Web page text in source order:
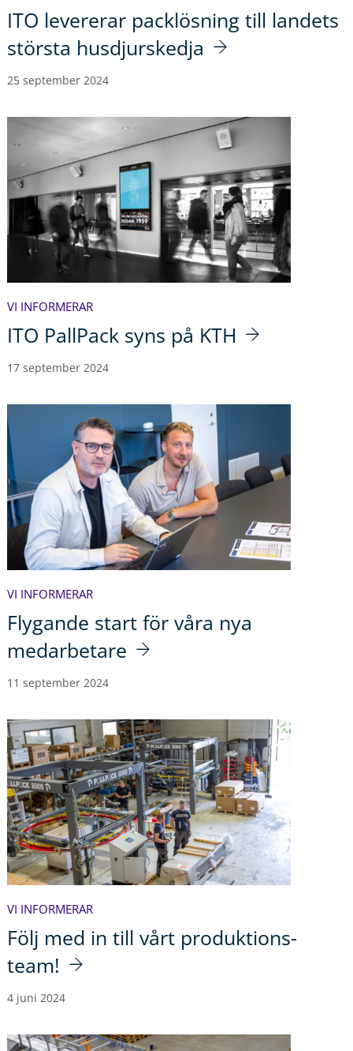
ITO levererar packlösning till landets
största husdjurskedja
25 september 2024
VI INFORMERAR
ITO PallPack syns på KTH
17 september 2024
VI INFORMERAR
Flygande start för våra nya
medarbetare
11 september 2024
VI INFORMERAR
Följ med in till vårt produktions-
team!
4 juni 2024